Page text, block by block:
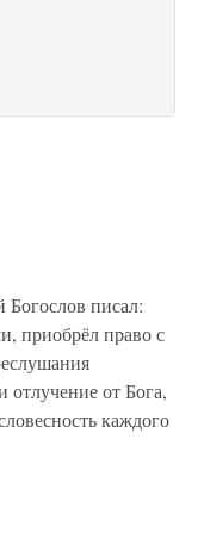
писал:
приобрёл право с
отлучение от Бога,
каждого